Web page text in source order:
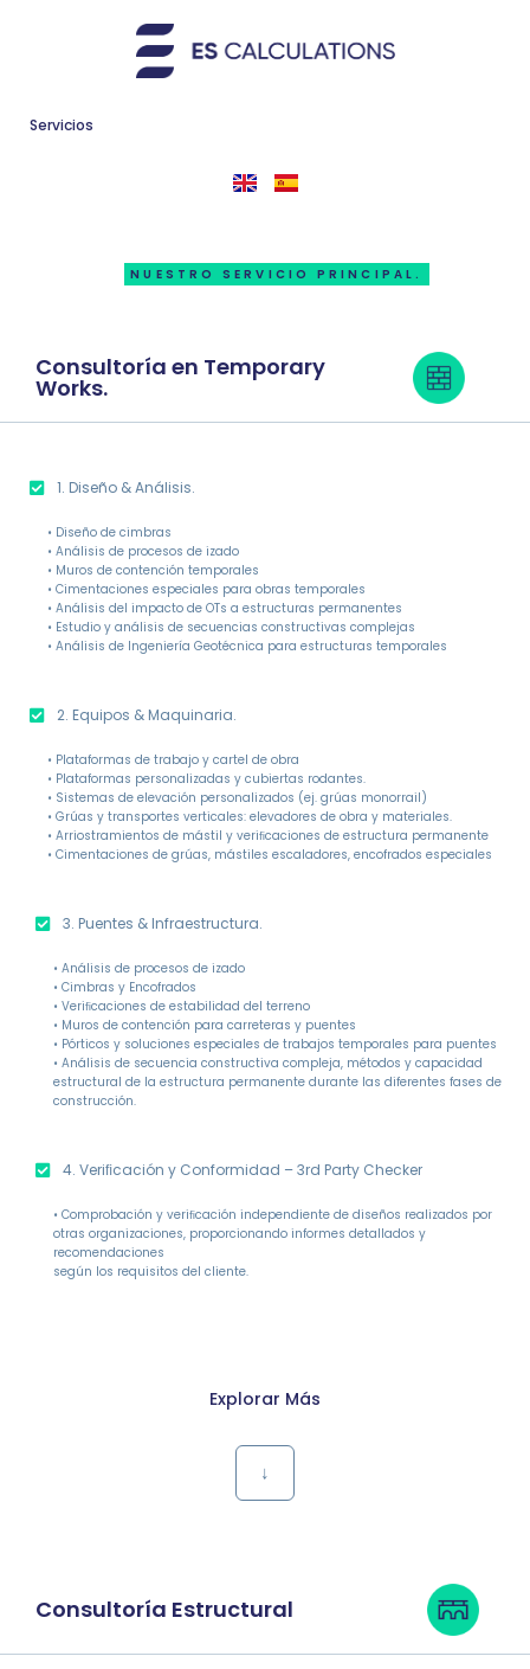
Servicios
NUESTRO SERVICIO PRINCIPAL.
Consultoría en Temporary
Works.
1. Diseño & Análisis.
• Diseño de cimbras
• Análisis de procesos de izado
• Muros de contención temporales
• Cimentaciones especiales para obras temporales
• Análisis del impacto de OTs a estructuras permanentes
• Estudio y análisis de secuencias constructivas complejas
• Análisis de Ingeniería Geotécnica para estructuras temporales
2. Equipos & Maquinaria.
• Plataformas de trabajo y cartel de obra
• Plataformas personalizadas y cubiertas rodantes.
• Sistemas de elevación personalizados (ej. grúas monorrail)
• Grúas y transportes verticales: elevadores de obra y materiales.
• Arriostramientos de mástil y veriﬁcaciones de estructura permanente
• Cimentaciones de grúas, mástiles escaladores, encofrados especiales
3. Puentes & Infraestructura.
• Análisis de procesos de izado
• Cimbras y Encofrados
• Veriﬁcaciones de estabilidad del terreno
• Muros de contención para carreteras y puentes
• Pórticos y soluciones especiales de trabajos temporales para puentes
• Análisis de secuencia constructiva compleja, métodos y capacidad
estructural de la estructura permanente durante las diferentes fases de
construcción.
4. Veriﬁcación y Conformidad – 3rd Party Checker
• Comprobación y veriﬁcación independiente de diseños realizados por
otras organizaciones, proporcionando informes detallados y
recomendaciones
según los requisitos del cliente.
Explorar Más
↓
Consultoría Estructural